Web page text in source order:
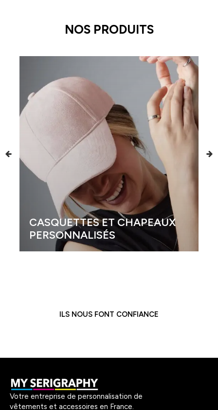
NOS PRODUITS
CASQUETTES ET CHAPEAUX
PERSONNALISÉS
ILS NOUS FONT CONFIANCE
Votre entreprise de personnalisation de
vêtements et accessoires en France.